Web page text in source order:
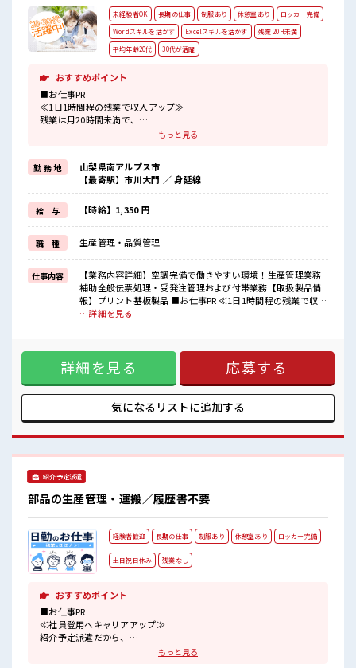
未経験者OK 長期の仕事 制服あり 休憩室あり
ロッカー完備
Wordスキルを活かす
Excelスキルを活かす
残業 20H未満
平均年齢20代
30代が活躍
おすすめポイント
■お仕事PR
≪1日1時間程の残業で収入アップ≫
残業は月20時間未満で、
制服があるので、
毎日の服装の悩み解消♪
≪未経験の方も大カンゲイ≫
新しいことにチャレンジするのは不安だけど、
しっかり働く環境が整っています！
イチからスキルUP・ステップUP目指していきましょう！
≪収入アップを目指せる≫
高時給だらけの派遣のお仕事です！
■職場の雰囲気
20代の若い世代がたくさん活躍中の活気ある職場！
休憩室で楽しくおしゃべり！
ストレス解消☆
もっと見る
勤 務 地
山梨県南アルプス市
【最寄駅】市川大門 ／ 身延線
給 与 【時給】1,350 円
職 種 生産管理・品質管理
仕事内容
【業務内容詳細】空調完備で働きやすい環境！生産管理業務
補助全般伝票処理・受発注管理および付帯業務【取扱製品情
報】プリント基板製品 ■お仕事PR ≪1日1時間程の残業で収入
アップ≫ 残業は月20時間未満で、 ほどよく稼げます♪ ≪ラク
不安だけど、 しっかり働く環境が整っています！ イチからス
キルUP・ステップUP目指していきましょう！ ≪収入アップ
を目指せる≫ 高時給だらけの派遣のお仕事です！ ■職場の雰
囲気 20代の若い世代がたくさん活躍中の活気ある職場！ 休憩
室で楽しくおしゃべり！ ストレス解消☆ 職場にはロッカー完
備！ 私物の置きすぎには注意が必要ですね★
…詳細を見る
詳細を見る 応募する
気になるリストに追加する
紹介予定派遣
部品の生産管理・運搬／履歴書不要
経験者歓迎 長期の仕事 制服あり 休憩室あり ロッカー完備
土日祝日休み 残業なし
おすすめポイント
■お仕事PR
≪社員登用へキャリアアップ≫
紹介予定派遣だから、
自分に職場が合うかお試しできるのがウレシイですね☆
もっと見る